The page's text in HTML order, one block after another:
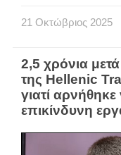
21 Οκτώβριος 2025
2,5 χρόνια
της Hellenic
γιατί
επικίνδυνη